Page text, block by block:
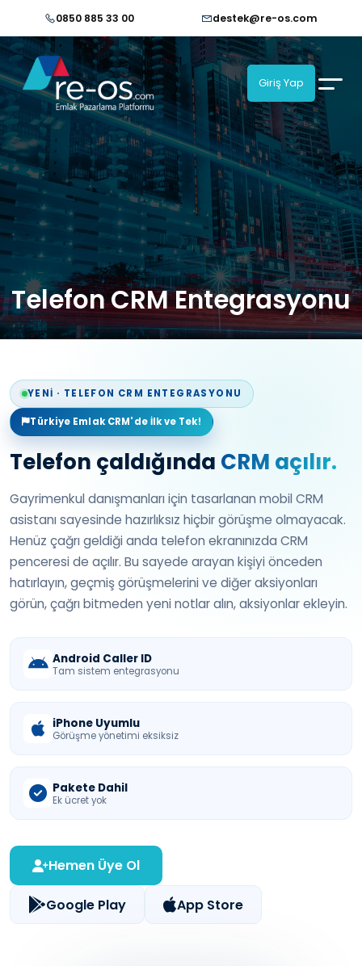
0850 885 33 00 destek@re-os.com
Giriş Yap
Telefon CRM Entegrasyonu
YENİ · TELEFON CRM ENTEGRASYONU
Türkiye Emlak CRM'de İlk ve Tek!
Telefon çaldığında CRM açılır.
Gayrimenkul danışmanları için tasarlanan mobil CRM
asistanı sayesinde hazırlıksız hiçbir görüşme olmayacak.
Henüz çağrı geldiği anda telefon ekranınızda CRM
penceresi de açılır. Bu sayede arayan kişiyi önceden
hatırlayın, geçmiş görüşmelerini ve diğer aksiyonları
görün, çağrı bitmeden yeni notlar alın, aksiyonlar ekleyin.
Android Caller ID
Tam sistem entegrasyonu
iPhone Uyumlu
Görüşme yönetimi eksiksiz
Pakete Dahil
Ek ücret yok
Hemen Üye Ol
Google Play App Store